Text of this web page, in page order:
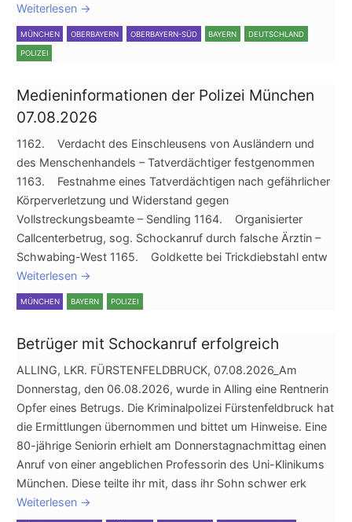
Weiterlesen →
MÜNCHEN OBERBAYERN OBERBAYERN-SÜD BAYERN DEUTSCHLAND
POLIZEI
Medieninformationen der Polizei München
07.08.2026
1162. Verdacht des Einschleusens von Ausländern und
des Menschenhandels – Tatverdächtiger festgenommen
1163. Festnahme eines Tatverdächtigen nach gefährlicher
Körperverletzung und Widerstand gegen
Vollstreckungsbeamte – Sendling 1164. Organisierter
Callcenterbetrug, sog. Schockanruf durch falsche Ärztin –
Schwabing-West 1165. Goldkette bei Trickdiebstahl entw
Weiterlesen →
MÜNCHEN BAYERN POLIZEI
Betrüger mit Schockanruf erfolgreich
ALLING, LKR. FÜRSTENFELDBRUCK, 07.08.2026_Am
Donnerstag, den 06.08.2026, wurde in Alling eine Rentnerin
Opfer eines Betrugs. Die Kriminalpolizei Fürstenfeldbruck hat
die Ermittlungen übernommen und bittet um Hinweise. Eine
80-jährige Seniorin erhielt am Donnerstagnachmittag einen
Anruf von einer angeblichen Professorin des Uni-Klinikums
München. Diese teilte ihr mit, dass ihr Sohn schwer erk
Weiterlesen →